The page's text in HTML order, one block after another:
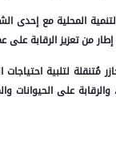
من تعزيز الرقابة على
لتلبية
والرقابة على